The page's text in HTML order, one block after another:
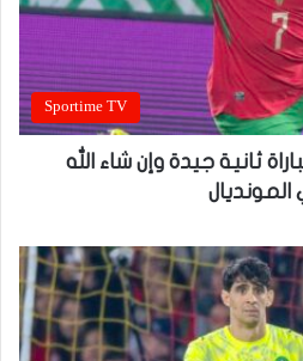
Sportime TV
ثانية جيدة وإن شاء الله